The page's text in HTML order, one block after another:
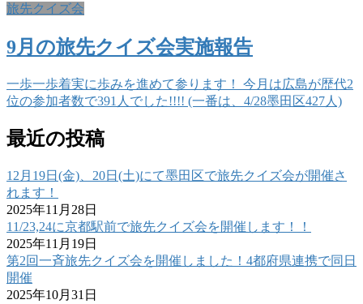
旅先クイズ会
9月の旅先クイズ会実施報告
一歩一歩着実に歩みを進めて参ります！ 今月は広島が歴代2
位の参加者数で391人でした!!!! (一番は、4/28墨田区427人)
最近の投稿
12月19日(金)、20日(土)にて墨田区で旅先クイズ会が開催さ
れます！
2025年11月28日
11/23,24に京都駅前で旅先クイズ会を開催します！！
2025年11月19日
第2回一斉旅先クイズ会を開催しました！4都府県連携で同日
開催
2025年10月31日